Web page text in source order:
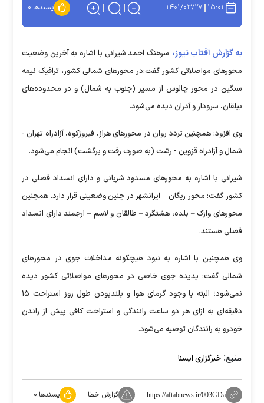
۱۵:۰۱ ۱۴۰۱/۰۳/۲۷ پسندها:۰
به گزارش آفتاب نیوز، سرهنگ احمد شیرانی با اشاره به آخرین وضعیت
محور‌های مواصلاتی کشور گفت:در محور‌های شمالی کشور، ترافیک نیمه
سنگین در محور چالوس از مسیر (جنوب به شمال) و در محدوده‌های
بیلقان، سرودار و آدران دیده می‌شود.
وی افزود: همچنین تردد روان در محور‌های هراز، فیروزکوه، آزادراه تهران -
شمال و آزادراه قزوین - رشت (به صورت رفت و برگشت) انجام می‌شود.
شیرانی با اشاره به محور‌های مسدود شریانی و دارای انسداد فصلی در
کشور گفت: محور ریگان – ایرانشهر در چنین وضعیتی قرار دارد. همچنین
محور‌های وازک – بلده، هشتگرد – طالقان و لاسم – ارجمند دارای انسداد
فصلی هستند.
وی همچنین با اشاره به نبود هیچگونه مداخلات جوی در محور‌های
شمالی گفت: پدیده جوی خاصی در محور‌های مواصلاتی کشور دیده
نمی‌شود؛ البته با وجود گرمای هوا و بلندبودن طول روز استراحت ۱۵
دقیقه‌ای به ازای هر دو ساعت رانندگی و استراحت کافی پیش از راندن
خودرو به رانندگان توصیه می‌شود.
منبع: خبرگزاری ایسنا
https://aftabnews.ir/003GDa گزارش خطا پسندها:۰